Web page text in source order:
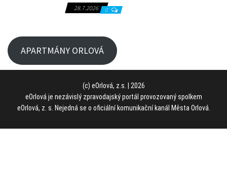
28.7.2026 0
APARTMÁNY ORLOVÁ
(c) eOrlová, z.s. | 2026
eOrlová je nezávislý zpravodajský portál provozovaný spolkem
eOrlová, z. s. Nejedná se o oficiální komunikační kanál Města Orlová.